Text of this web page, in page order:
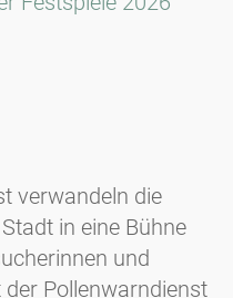
verwandeln die
in eine Bühne
und
Pollenwarndienst